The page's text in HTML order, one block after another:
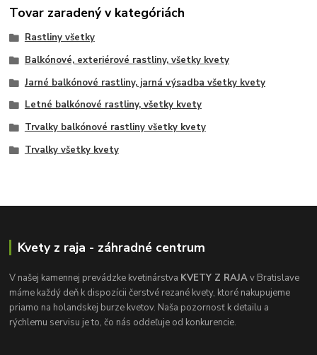
Tovar zaradený v kategóriách
Rastliny všetky
Balkónové, exteriérové rastliny, všetky kvety
Jarné balkónové rastliny, jarná výsadba všetky kvety
Letné balkónové rastliny, všetky kvety
Trvalky balkónové rastliny všetky kvety
Trvalky všetky kvety
Kvety z raja - záhradné centrum
V našej kamennej prevádzke kvetinárstva KVETY Z RAJAv Bratislave
máme každý deň k dispozícii čerstvé rezané kvety, ktoré nakupujeme
priamo na holandskej burze kvetov. Naša pozornosť k detailu a
rýchlemu servisu je to, čo nás oddeľuje od konkurencie.